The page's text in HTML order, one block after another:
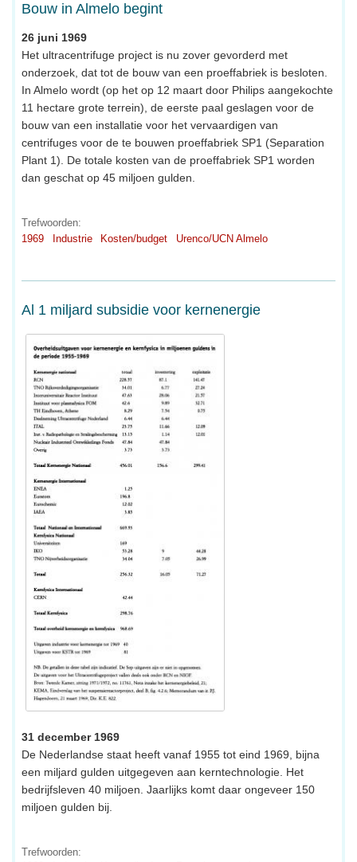
Bouw in Almelo begint
26 juni 1969
Het ultracentrifuge project is nu zover gevorderd met
onderzoek, dat tot de bouw van een proeffabriek is besloten.
In Almelo wordt (op het op 12 maart door Philips aangekochte
11 hectare grote terrein), de eerste paal geslagen voor de
bouw van een installatie voor het vervaardigen van
centrifuges voor de te bouwen proeffabriek SP1 (Separation
Plant 1). De totale kosten van de proeffabriek SP1 worden
dan geschat op 45 miljoen gulden.
Trefwoorden:
1969
Industrie Kosten/budget Urenco/UCN Almelo
Al 1 miljard subsidie voor kernenergie
31 december 1969
De Nederlandse staat heeft vanaf 1955 tot eind 1969, bijna
een miljard gulden uitgegeven aan kerntechnologie. Het
bedrijfsleven 40 miljoen. Jaarlijks komt daar ongeveer 150
miljoen gulden bij.
Trefwoorden: